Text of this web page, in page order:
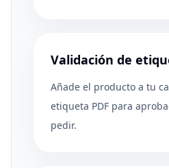
Validación de
Añade el producto a tu
etiqueta PDF para
pedir.